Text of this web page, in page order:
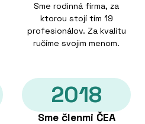
Sme rodinná firma, za
ktorou stojí tím 19
profesionálov. Za kvalitu
ručíme svojim menom.
2018
Sme členmi ČEA